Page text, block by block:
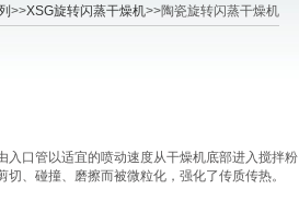
>>XSG旋转闪蒸干燥机>>陶瓷旋转闪蒸干燥机
入口管以适宜的喷动速度从干燥机底部进入搅拌粉
、碰撞、磨擦而被微粒化，强化了传质传热。